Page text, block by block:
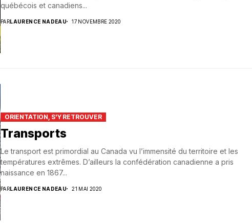
québécois et canadiens...
PARLAURENCE NADEAU 17 NOVEMBRE 2020
ORIENTATION, S'Y RETROUVER
Transports
Le transport est primordial au Canada vu l’immensité du territoire et les
températures extrêmes. D’ailleurs la confédération canadienne a pris
naissance en 1867...
PARLAURENCE NADEAU 21 MAI 2020